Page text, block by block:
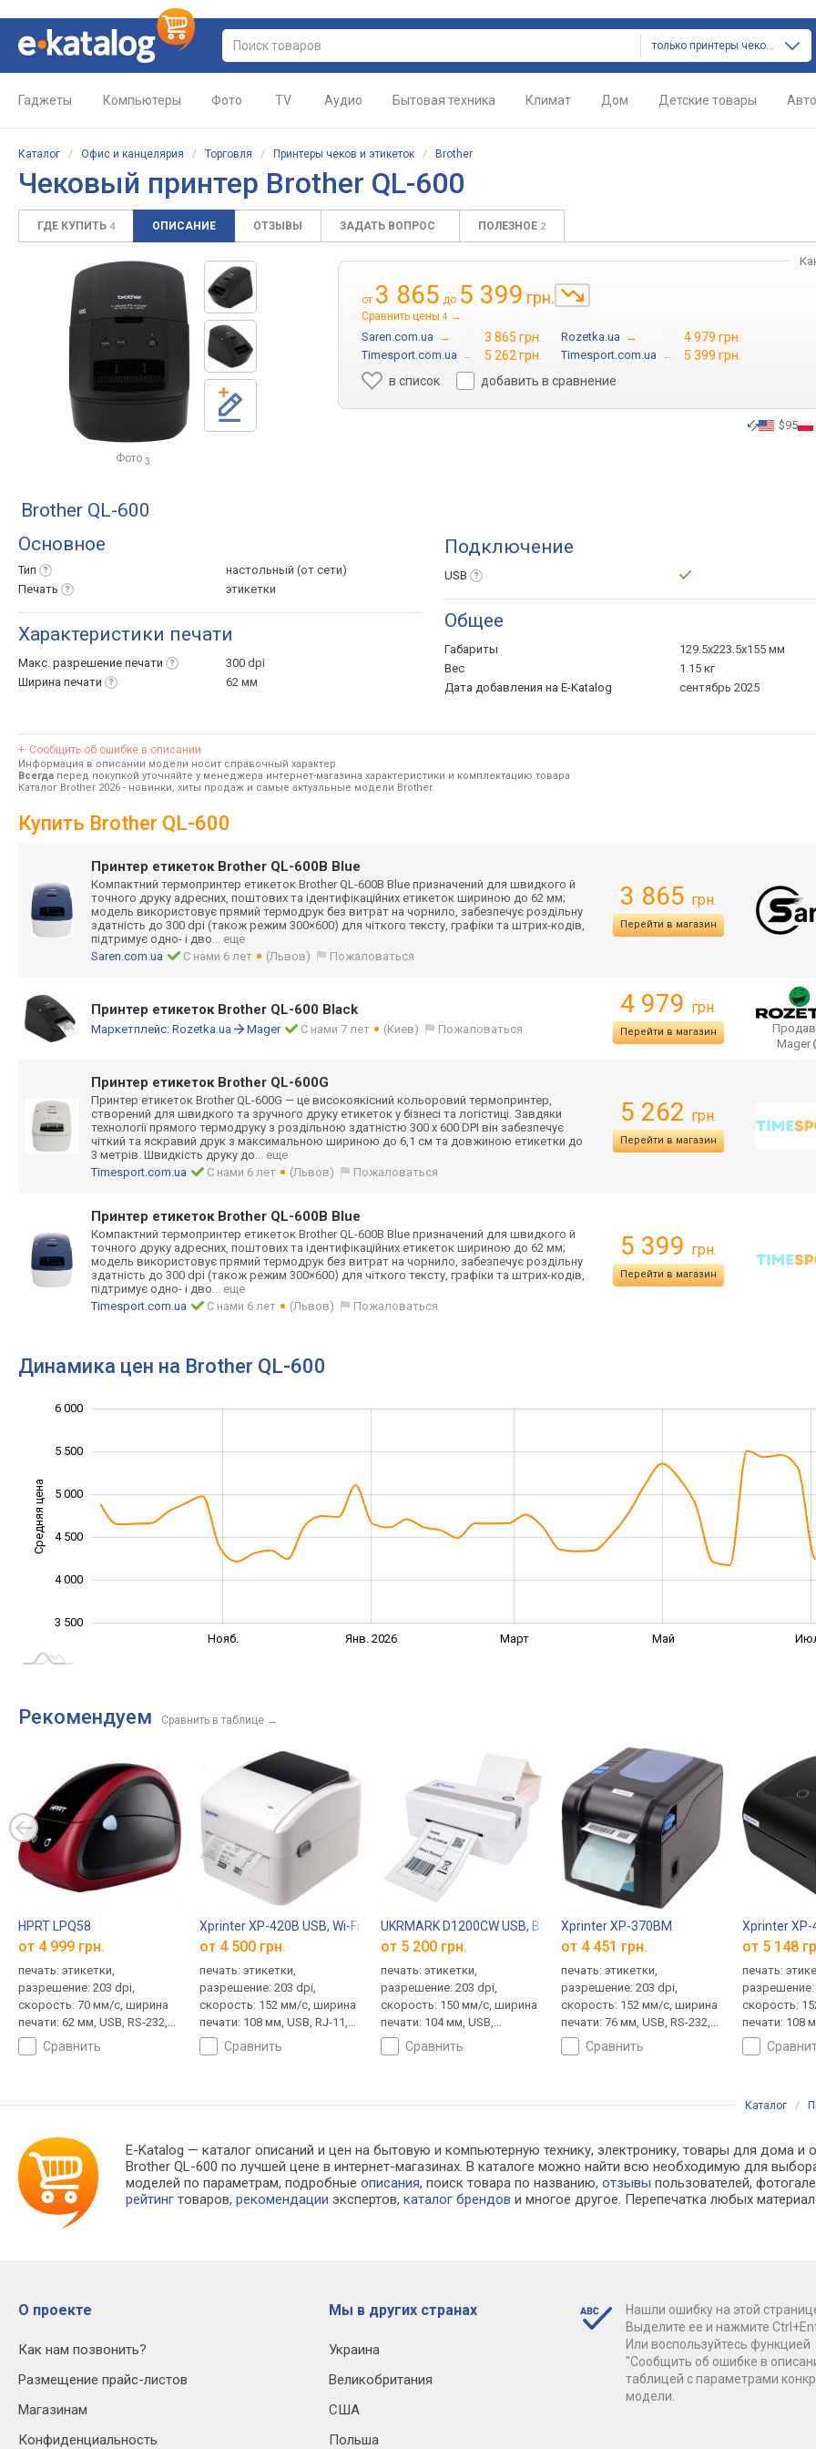
только принтеры чеков и этикеток
Гаджеты Компьютеры Фото TV Аудио Бытовая техника Климат Дом Детские товары Авто
Каталог / Офис и канцелярия / Торговля / Принтеры чеков и этикеток / Brother
Чековый принтер Brother QL-600
ГДЕ КУПИТЬ 4 ОПИСАНИЕ ОТЗЫВЫ ЗАДАТЬ ВОПРОС ПОЛЕЗНОЕ 2
Фото 3
от 3 865 до 5 399 грн.
Сравнить цены 4 →
Saren.com.ua → 3 865 грн. Rozetka.ua → 4 979 грн.
Timesport.com.ua → 5 262 грн. Timesport.com.ua →
5 399 грн.
в список
добавить в сравнение
$95
Brother QL-600
Основное
Тип
настольный (от сети)
Печать
этикетки
Характеристики печати
Макс. разрешение печати
300 dpi
Ширина печати 62 мм
Подключение
USB
Общее
Габариты
129.5х223.5х155 мм
Вес
1.15 кг
Дата добавления на E-Katalog
сентябрь 2025
Сообщить об ошибке в описании
Информация в описании модели носит справочный характер.
Всегда перед покупкой уточняйте у менеджера интернет-магазина характеристики и комплектацию товара
Каталог Brother 2026 - новинки, хиты продаж и самые актуальные модели Brother.
Купить Brother QL-600
Принтер етикеток Brother QL-600B Blue
Компактний термопринтер етикеток Brother QL-600B Blue призначений для швидкого й
точного друку адресних, поштових та ідентифікаційних етикеток шириною до 62 мм;
модель використовує прямий термодрук без витрат на чорнило, забезпечує роздільну
здатність до 300 dpi (також режим 300×600) для чіткого тексту, графіки та штрих-кодів,
підтримує одно- і дво... еще
Saren.com.ua
С нами 6 лет (Львов) Пожаловаться
3 865 грн.
Перейти в магазин
Принтер етикеток Brother QL-600 Black
Маркетплейс: Rozetka.ua Mager С нами 7 лет (Киев) Пожаловаться
4 979 грн.
Перейти в магазин
Mager
Принтер етикеток Brother QL-600G
Принтер етикеток Brother QL-600G — це високоякісний кольоровий термопринтер,
створений для швидкого та зручного друку етикеток у бізнесі та логістиці. Завдяки
технології прямого термодруку з роздільною здатністю 300 x 600 DPI він забезпечує
чіткий та яскравий друк з максимальною шириною до 6,1 см та довжиною етикетки до
3 метрів. Швидкість друку до... еще
Timesport.com.ua
С нами 6 лет (Львов) Пожаловаться
5 262 грн.
Перейти в магазин
Принтер етикеток Brother QL-600B Blue
Компактний термопринтер етикеток Brother QL-600B Blue призначений для швидкого й
точного друку адресних, поштових та ідентифікаційних етикеток шириною до 62 мм;
модель використовує прямий термодрук без витрат на чорнило, забезпечує роздільну
здатність до 300 dpi (також режим 300×600) для чіткого тексту, графіки та штрих-кодів,
підтримує одно- і дво... еще
Timesport.com.ua
С нами 6 лет (Львов) Пожаловаться
5 399 грн.
Перейти в магазин
Динамика цен на Brother QL-600
Средняя цена
3 500
4 000
4 500
5 000
5 500
6 000
Нояб. Янв. 2026 Март Май
Рекомендуем Сравнить в таблице →
HPRT LPQ58
от 4 999 грн.
печать: этикетки,
разрешение: 203 dpi,
скорость: 70 мм/с, ширина
печати: 62 мм, USB, RS-232,
186x133x128 мм, 0.8 кг
сравнить
Xprinter XP-420B USB, Wi-Fi
от 4 500 грн.
печать: этикетки,
разрешение: 203 dpi,
скорость: 152 мм/с, ширина
печати: 108 мм, USB, RJ-11,
Wi-Fi, SD кардридер до 4 ГБ,
215x178x155 мм, 1.3 кг
сравнить
UKRMARK D1200CW USB, Bluetooth
от 5 200 грн.
печать: этикетки,
разрешение: 203 dpi,
скорость: 150 мм/с, ширина
печати: 104 мм, USB,
Bluetooth, 222x105x92 мм,
1 кг
сравнить
Xprinter XP-370BM
от 4 451 грн.
печать: этикетки,
разрешение: 203 dpi,
скорость: 152 мм/с, ширина
печати: 76 мм, USB, RS-232,
LAN, 231x163x151 мм, 1.5 кг
сравнить
Xprinter XP-
от 5 148
печать:
разрешение:
скорость:
печати: 108
Fi,
Каталог /
E-Katalog — каталог описаний и цен на бытовую и компьютерную технику, электронику, товары для дома и
Brother QL-600 по лучшей цене в интернет-магазинах. В каталоге можно найти всю необходимую для
моделей по параметрам, подробныеописания, поиск товара по названию,отзывы пользователей,
рейтинг товаров,рекомендации экспертов,каталог брендов и многое другое. Перепечатка любых
О проекте
Как нам позвонить?
Размещение прайс-листов
Магазинам
Конфиденциальность
Мы в других странах
Украина
Великобритания
США
Польша
Нашли ошибку на этой
Выделите ее и нажмите
Или воспользуйтесь функцией
"Сообщить об ошибке в
таблицей с параметрами
модели.